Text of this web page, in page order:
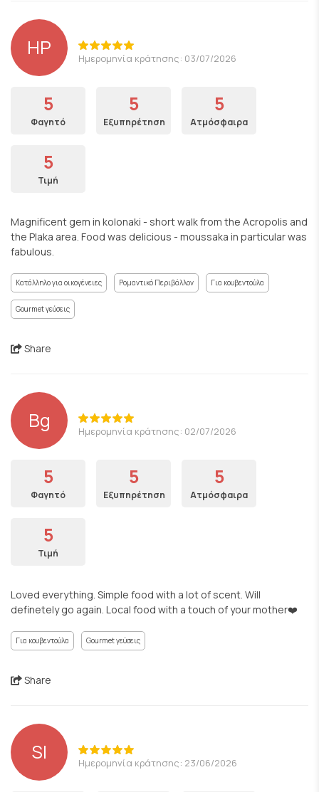
HP Ημερομηνία κράτησης: 03/07/2026
5
Φαγητό
5
Εξυπηρέτηση
5
Ατμόσφαιρα
5
Τιμή
Magnificent gem in kolonaki - short walk from the Acropolis and
the Plaka area. Food was delicious - moussaka in particular was
fabulous.
Κατάλληλο για οικογένειες Ρομαντικό Περιβάλλον Για κουβεντούλα
Gourmet γεύσεις
Share
Bg Ημερομηνία κράτησης: 02/07/2026
5
Φαγητό
5
Εξυπηρέτηση
5
Ατμόσφαιρα
5
Τιμή
Loved everything. Simple food with a lot of scent. Will
definetely go again. Local food with a touch of your mother❤️
Για κουβεντούλα Gourmet γεύσεις
Share
SI Ημερομηνία κράτησης: 23/06/2026